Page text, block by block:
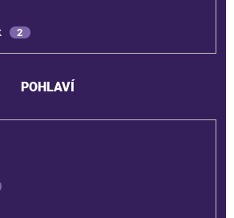
2
POHLAVÍ